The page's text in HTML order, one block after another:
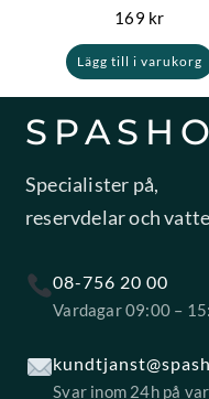
169 kr
Lägg till i varukorg
Specialister på,
reservdelar och
08-756 20 00
Vardagar 09:00 –
Svar inom 24h på